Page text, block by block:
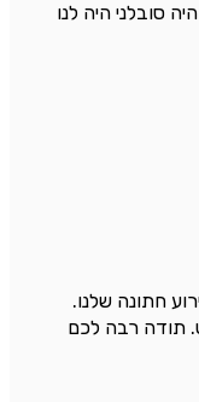
סובלני היה לנו
חתונה שלנו.
תודה רבה לכם